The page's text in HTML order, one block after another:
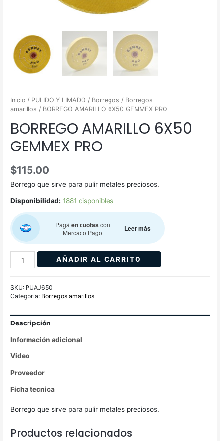
Inicio / PULIDO Y LIMADO / Borregos / Borregos
amarillos / BORREGO AMARILLO 6X50 GEMMEX PRO
BORREGO AMARILLO 6X50
GEMMEX PRO
$115.00
Borrego que sirve para pulir metales preciosos.
Disponibilidad: 1881 disponibles
Pagá en cuotas con
Mercado Pago
Leer más
AÑADIR AL CARRITO
SKU: PUAJ650
Categoría: Borregos amarillos
Descripción
Información adicional
Video
Proveedor
Ficha tecnica
Borrego que sirve para pulir metales preciosos.
Productos relacionados